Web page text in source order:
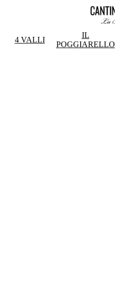
4 VALLI
IL
POGGIARELLO